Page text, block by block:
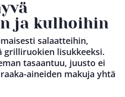
ja kulhoihin
salaatteihin,
grilliruokien lisukkeeksi.
tasaantuu, juusto ei
aineiden makuja yhtä